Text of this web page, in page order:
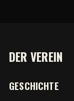
DER VEREIN
GESCHICHTE